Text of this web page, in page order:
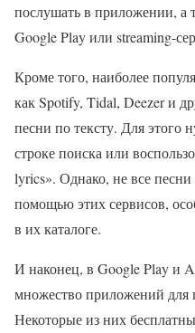
послушать в приложении, а
Google Play или streaming-
Кроме того, наиболее
как Spotify, Tidal, Deezer и
песни по тексту. Для этого
строке поиска или
lyrics». Однако, не все
помощью этих сервисов,
в их каталоге.
И наконец, в Google Play и
множество приложений для
Некоторые из них